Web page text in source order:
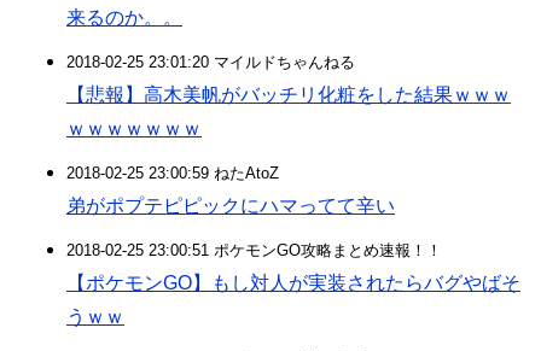
来るのか。。
2018-02-25 23:01:20 マイルドちゃんねる
【悲報】高木美帆がバッチリ化粧をした結果ｗｗｗ
ｗｗｗｗｗｗｗ
2018-02-25 23:00:59 ねたAtoZ
弟がポプテピピックにハマってて辛い
2018-02-25 23:00:51 ポケモンGO攻略まとめ速報！！
【ポケモンGO】もし対人が実装されたらバグやばそ
うｗｗ